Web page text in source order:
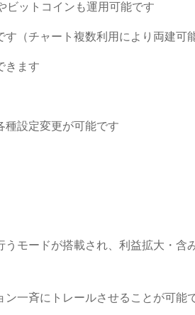
ットコインも運用可能です
（チャート複数利用により両建可能
きます
種設定変更が可能です
モードが搭載され、利益拡大・含
ン一斉にトレールさせることが可能